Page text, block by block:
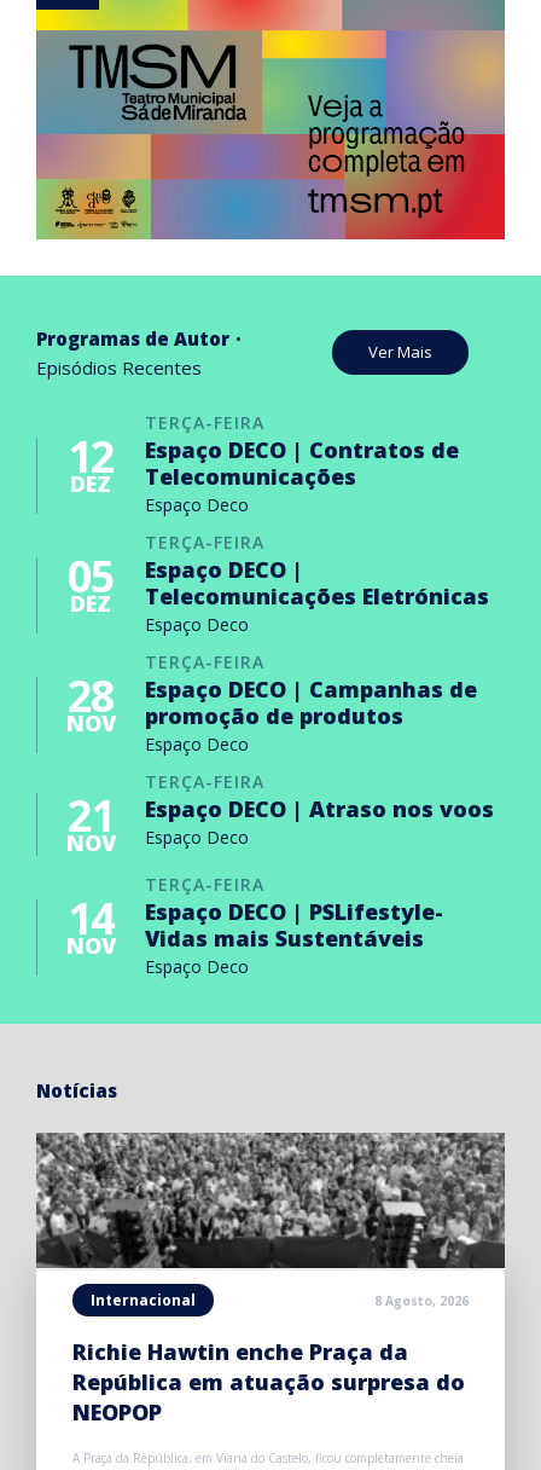
Programas de Autor
Episódios Recentes
Ver Mais
TERÇA-FEIRA
12
DEZ
Espaço DECO | Contratos de
Telecomunicações
Espaço Deco
TERÇA-FEIRA
05
DEZ
Espaço DECO |
Telecomunicações Eletrónicas
Espaço Deco
TERÇA-FEIRA
28
NOV
Espaço DECO | Campanhas de
promoção de produtos
Espaço Deco
TERÇA-FEIRA
21
NOV
Espaço DECO | Atraso nos voos
Espaço Deco
TERÇA-FEIRA
14
NOV
Espaço DECO | PSLifestyle-
Vidas mais Sustentáveis
Espaço Deco
Notícias
Internacional 8 Agosto, 2026
Richie Hawtin enche Praça da
República em atuação surpresa do
NEOPOP
A Praça da República, em Viana do Castelo, ficou completamente cheia